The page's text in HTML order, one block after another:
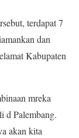
terdapat 7
dan
Kabupaten
mreka
d Palembang.
akan kita